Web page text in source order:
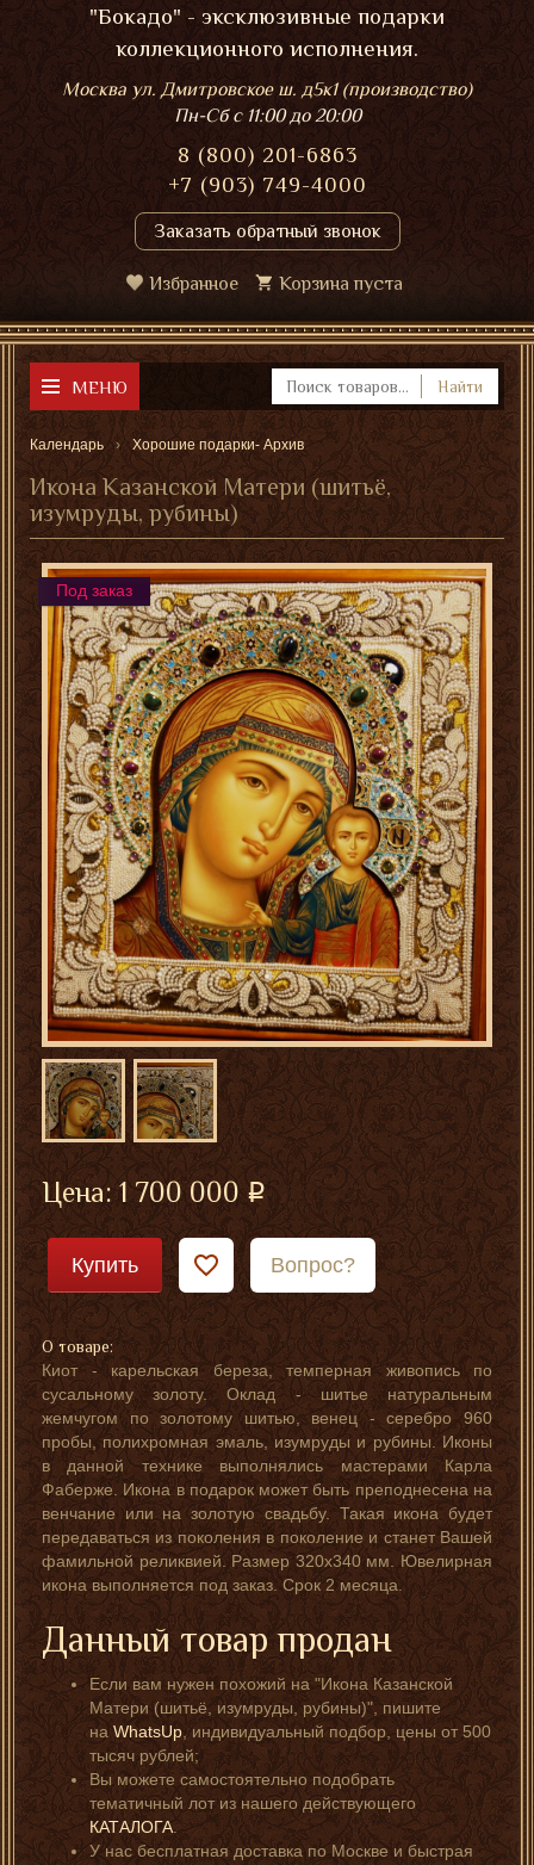
"Бокадо" - эксклюзивные подарки
коллекционного исполнения.
Москва ул. Дмитровское ш. д5к1 (производство)
Пн-Сбс 11:00 до 20:00
8 (800) 201-6863
+7 (903) 749-4000
Заказать обратный звонок
Избранное Корзина пуста
МЕНЮ Найти
Календарь Хорошие подарки- Архив
Икона Казанской Матери (шитьё,
изумруды, рубины)
Под заказ
Цена:1 700 000
Купить Вопрос?
О товаре:
Киот - карельская береза, темперная живопись по
сусальному золоту. Оклад - шитье натуральным
жемчугом по золотому шитью, венец - серебро 960
пробы, полихромная эмаль, изумруды и рубины. Иконы
в данной технике выполнялись мастерами Карла
Фаберже. Икона в подарок может быть преподнесена на
венчание или на золотую свадьбу. Такая икона будет
передаваться из поколения в поколение и станет Вашей
фамильной реликвией. Размер 320х340 мм. Ювелирная
икона выполняется под заказ. Срок 2 месяца.
Данный товар продан
Если вам нужен похожий на "Икона Казанской
Матери (шитьё, изумруды, рубины)", пишите
наWhatsUp, индивидуальный подбор, цены от 500
тысяч рублей;
Вы можете самостоятельно подобрать
тематичный лот из нашего действующего
КАТАЛОГА.
У нас бесплатная доставка по Москве и быстрая